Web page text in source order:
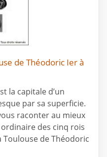
de Théodoric Ier à
la capitale d’un
par sa superficie.
raconter au mieux
des cinq rois
de Théodoric